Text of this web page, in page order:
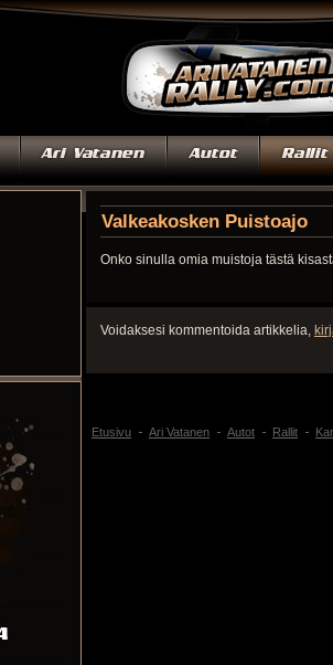
Valkeakosken Puistoajo
Onko sinulla omia muistoja tästä
Voidaksesi kommentoida artikkelia,
Etusivu Ari Vatanen Autot Rallit